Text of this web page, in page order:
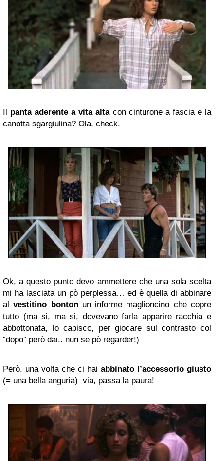
panta aderente a vita altacon cinturone a fascia e la
canotta sgargiulina? Ola, check.
Ok, a questo punto devo ammettere che una sola scelta
mi ha lasciata un pò perplessa… ed è quella di abbinare
alvestitino bontonun informe maglioncino che copre
tutto (ma si, ma si, dovevano farla apparire racchia e
abbottonata, lo capisco, per giocare sul contrasto col
“dopo” però dai.. nun se pò regarder!)
Però, una volta che ci hai abbinato l’accessorio giusto
(= una bella anguria) via, passa la paura!